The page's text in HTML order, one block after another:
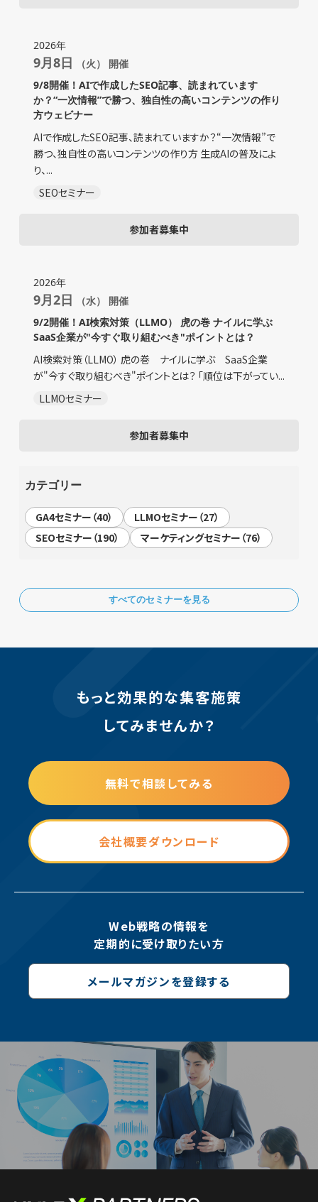
2026年
9月8日 （火） 開催
9/8開催！AIで作成したSEO記事、読まれています
か？“一次情報”で勝つ、独自性の高いコンテンツの作り
方ウェビナー
AIで作成したSEO記事、読まれていますか？“一次情報”で
勝つ、独自性の高いコンテンツの作り方 生成AIの普及によ
り、...
SEOセミナー
参加者募集中
2026年
9月2日 （水） 開催
9/2開催！AI検索対策（LLMO） 虎の巻 ナイルに学ぶ
SaaS企業が"今すぐ取り組むべき"ポイントとは？
AI検索対策（LLMO） 虎の巻 ナイルに学ぶ SaaS企業
が"今すぐ取り組むべき"ポイントとは？ 「順位は下がってい...
LLMOセミナー
参加者募集中
カテゴリー
GA4セミナー（40）
LLMOセミナー（27）
SEOセミナー（190）
マーケティングセミナー（76）
すべてのセミナーを見る
もっと効果的な集客施策
してみませんか？
無料で相談してみる
会社概要ダウンロード
Web戦略の情報を
定期的に受け取りたい方
メールマガジンを登録する